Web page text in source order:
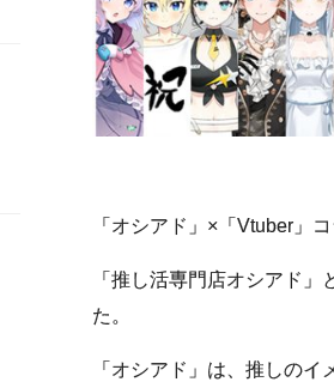
「オシアド」×「Vtuber」
「推し活専門店オシアド
た。
「オシアド」は、推しの